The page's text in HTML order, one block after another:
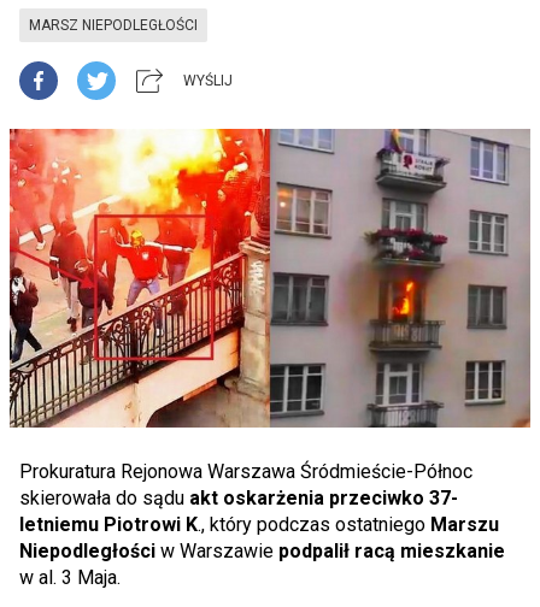
MARSZ NIEPODLEGŁOŚCI
WYŚLIJ
Prokuratura Rejonowa Warszawa Śródmieście-Północ
skierowała do sądu akt oskarżenia przeciwko 37-
letniemu Piotrowi K., który podczas ostatniego Marszu
Niepodległości w Warszawie podpalił racą mieszkanie
w al. 3 Maja.